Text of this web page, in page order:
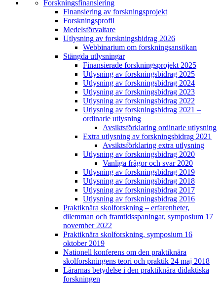
Forskningsfinansiering
Finansiering av forskningsprojekt
Forskningsprofil
Medelsförvaltare
Utlysning av forskningsbidrag 2026
Webbinarium om forskningsansökan
Stängda utlysningar
Finansierade forskningsprojekt 2025
Utlysning av forskningsbidrag 2025
Utlysning av forskningsbidrag 2024
Utlysning av forskningsbidrag 2023
Utlysning av forskningsbidrag 2022
Utlysning av forskningsbidrag 2021 –
ordinarie utlysning
Avsiktsförklaring ordinarie utlysning
Extra utlysning av forskningsbidrag 2021
Avsiktsförklaring extra utlysning
Utlysning av forskningsbidrag 2020
Vanliga frågor och svar 2020
Utlysning av forskningsbidrag 2019
Utlysning av forskningsbidrag 2018
Utlysning av forskningsbidrag 2017
Utlysning av forskningsbidrag 2016
Praktiknära skolforskning – erfarenheter,
dilemman och framtidsspaningar, symposium 17
november 2022
Praktiknära skolforskning, symposium 16
oktober 2019
Nationell konferens om den praktiknära
skolforskningens teori och praktik 24 maj 2018
Lärarnas betydelse i den praktiknära didaktiska
forskningen